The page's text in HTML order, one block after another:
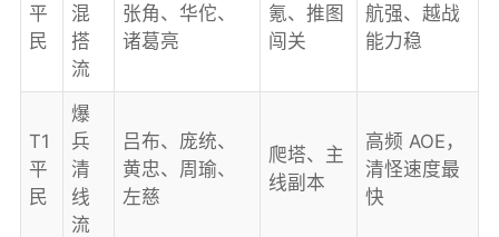
平
民
混
搭
流
张角、华佗、
诸葛亮
氪、推图
闯关
航强、越战
能力稳
T1
平
民
爆
兵
清
线
流
吕布、庞统、
黄忠、周瑜、
左慈
爬塔、主
线副本
高频 AOE，
清怪速度最
快